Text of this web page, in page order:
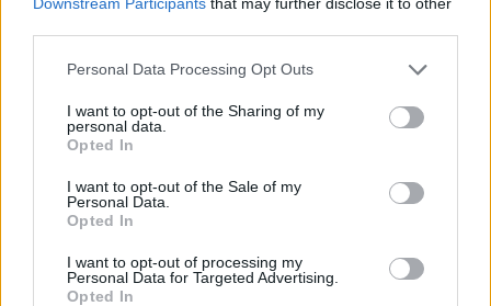
Personal Data Processing Opt Outs
I want to opt-out of the Sharing of my
personal data.
Opted In
I want to opt-out of the Sale of my
Personal Data.
Opted In
I want to opt-out of processing my
Personal Data for Targeted Advertising.
Opted In
Pieczenie języka: przyczyną może być gorący